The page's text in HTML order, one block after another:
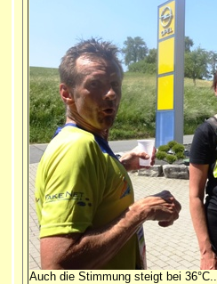
Auch die Stimmung steigt bei